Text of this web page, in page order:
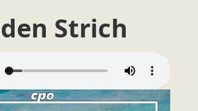
Strich